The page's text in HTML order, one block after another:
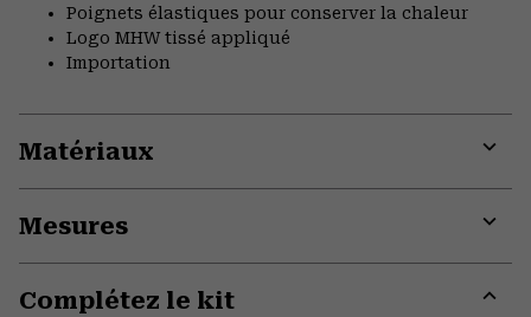
Poignets élastiques pour conserver la chaleur
Logo MHW tissé appliqué
Importation
Matériaux
Mesures
Complétez le kit